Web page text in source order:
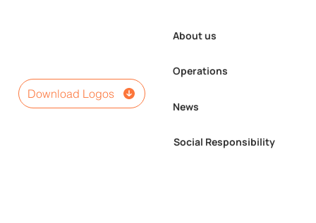
Download Logos
About us
Operations
News
Social Responsibility